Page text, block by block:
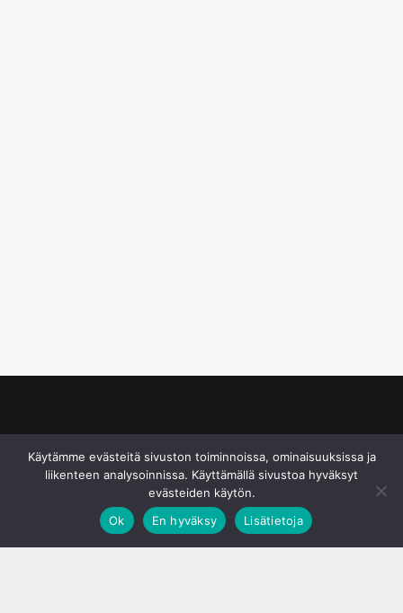
Käytämme evästeitä sivuston toiminnoissa, ominaisuuksissa ja
liikenteen analysoinnissa. Käyttämällä sivustoa hyväksyt
evästeiden käytön.
Ok
En hyväksy Lisätietoja